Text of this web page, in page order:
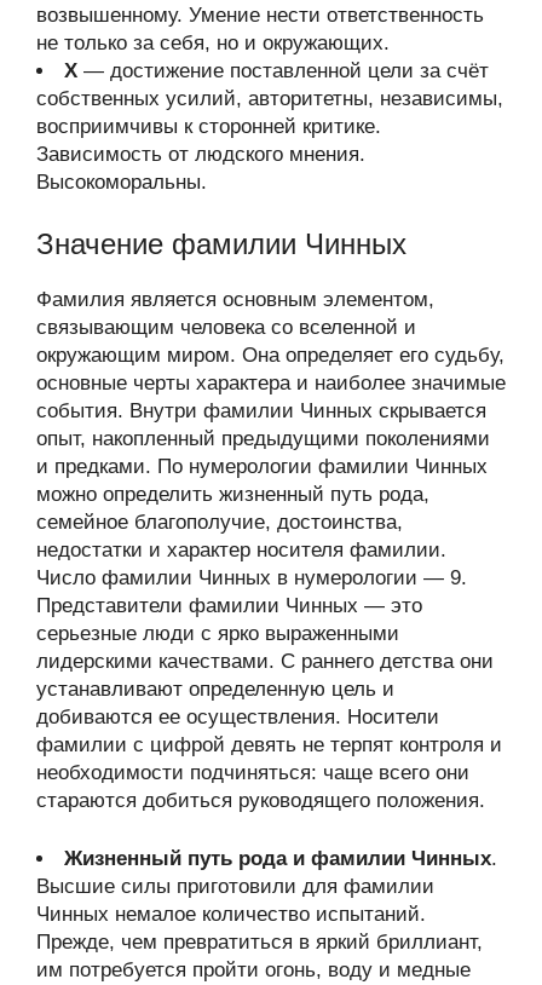
возвышенному. Умение нести ответственность
не только за себя, но и окружающих.
Х — достижение поставленной цели за счёт
собственных усилий, авторитетны, независимы,
восприимчивы к сторонней критике.
Зависимость от людского мнения.
Высокоморальны.
Значение фамилии Чинных
Фамилия является основным элементом,
связывающим человека со вселенной и
окружающим миром. Она определяет его судьбу,
основные черты характера и наиболее значимые
события. Внутри фамилии Чинных скрывается
опыт, накопленный предыдущими поколениями
и предками. По нумерологии фамилии Чинных
можно определить жизненный путь рода,
семейное благополучие, достоинства,
недостатки и характер носителя фамилии.
Число фамилии Чинных в нумерологии — 9.
Представители фамилии Чинных — это
серьезные люди с ярко выраженными
лидерскими качествами. С раннего детства они
устанавливают определенную цель и
добиваются ее осуществления. Носители
фамилии с цифрой девять не терпят контроля и
необходимости подчиняться: чаще всего они
стараются добиться руководящего положения.
Жизненный путь рода и фамилии Чинных.
Высшие силы приготовили для фамилии
Чинных немалое количество испытаний.
Прежде, чем превратиться в яркий бриллиант,
им потребуется пройти огонь, воду и медные